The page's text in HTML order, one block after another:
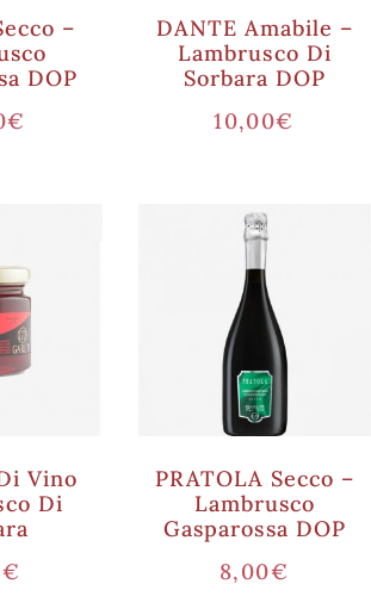
–
DOP
€
DANTE Amabile –
Lambrusco Di
Sorbara DOP
10,00€
Vino
Di
€
PRATOLA Secco –
Lambrusco
Gasparossa DOP
8,00€